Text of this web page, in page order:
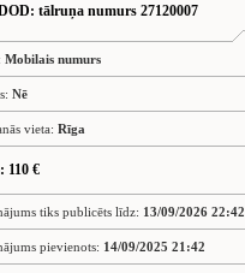
: tālruņa numurs 27120007
Mobilais numurs
Nē
vieta: Rīga
110 €
tiks publicēts līdz: 13/09/2026 22:42
pievienots: 14/09/2025 21:42